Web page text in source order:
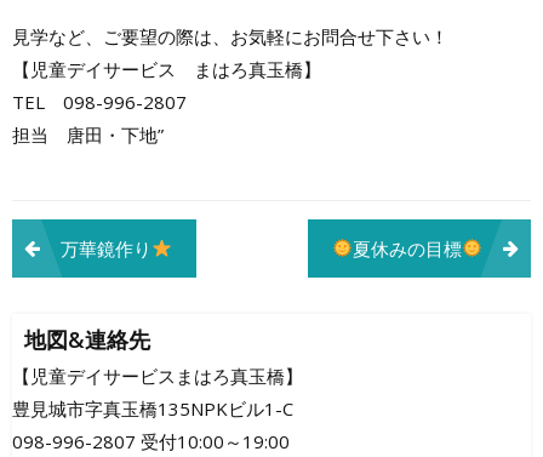
見学など、ご要望の際は、お気軽にお問合せ下さい！
【児童デイサービス まはろ真玉橋】
TEL 098-996-2807
担当 唐田・下地”
投
稿
ナ
ビ
ゲ
万華鏡作り 夏休みの目標
地図&連絡先
【児童デイサービスまはろ真玉橋】
豊見城市字真玉橋135NPKビル1-C
098-996-2807 受付10:00～19:00